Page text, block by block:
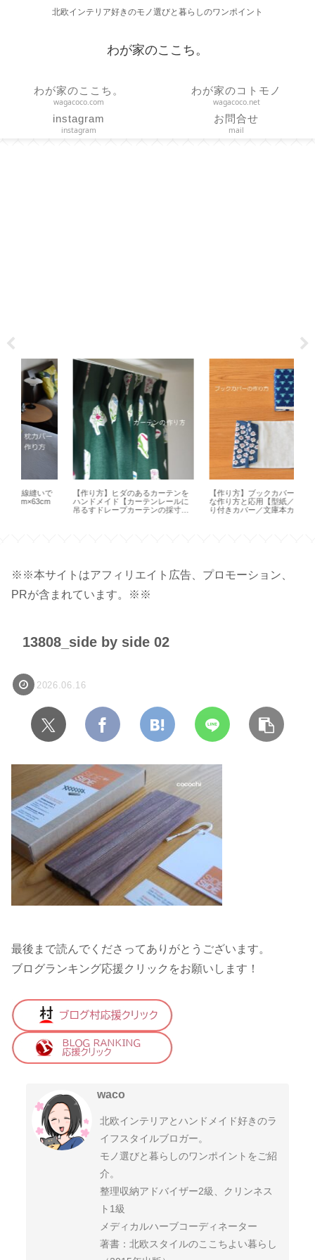
北欧インテリア好きのモノ選びと暮らしのワンポイント
わが家のここち。
わが家のここち。
wagacoco.com
わが家のコトモノ
wagacoco.net
instagram
instagram
お問合せ
mail
【作り方】ヒダのあるカーテンを
ハンドメイド【カーテンレールに
吊るすドレープカーテンの採寸・
【作り方】ブックカバーの基本的
な作り方と応用【型紙／布製しお
り付きカバー／文庫本カバー／ハ
※※本サイトはアフィリエイト広告、プロモーション、
PRが含まれています。※※
13808_side by side 02
2026.06.16
最後まで読んでくださってありがとうございます。
ブログランキング応援クリックをお願いします！
waco
北欧インテリアとハンドメイド好きのラ
イフスタイルブロガー。
モノ選びと暮らしのワンポイントをご紹
介。
整理収納アドバイザー2級、クリンネス
ト1級
メディカルハーブコーディネーター
著書：北欧スタイルのここちよい暮らし